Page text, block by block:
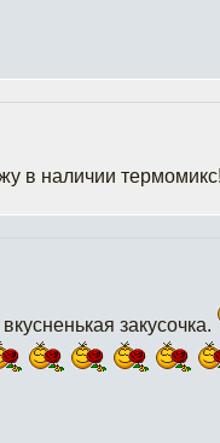
в наличии
закусочка.